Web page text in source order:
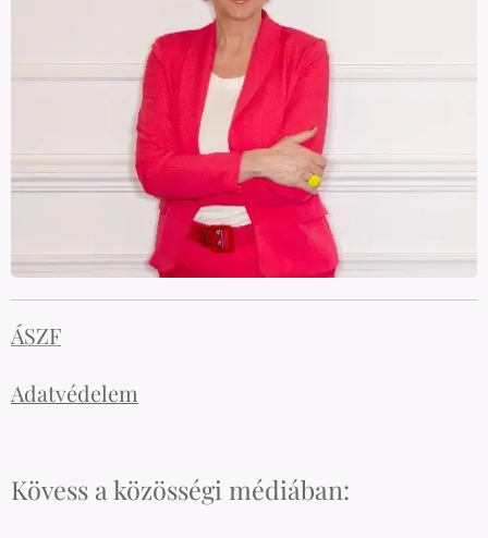
ÁSZF
Adatvédelem
Kövess a közösségi médiában: